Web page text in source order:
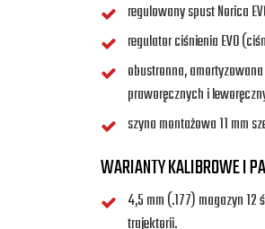
regulowany spust Norica
regulator ciśnienia EVO
obustronna,
praworęcznych i
szyna montażowa 11 mm
WARIANTY KALIBROWE I
4,5 mm (.177) magazyn 12